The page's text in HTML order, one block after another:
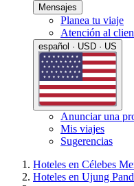
Mensajes
Planea tu viaje
Atención al
español · USD · US
Anunciar una
Mis viajes
Sugerencias
Hoteles en Célebes
Hoteles en Ujung